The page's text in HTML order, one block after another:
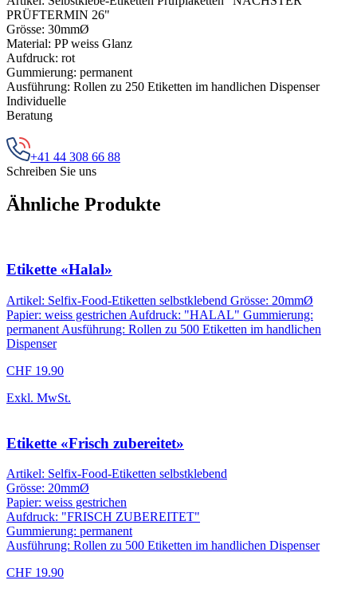
PRÜFTERMIN 26"
Grösse: 30mmØ
Material: PP weiss Glanz
Aufdruck: rot
Gummierung: permanent
Ausführung: Rollen zu 250 Etiketten im handlichen Dispenser
Individuelle
Beratung
+41 44 308 66 88
Schreiben Sie uns
Ähnliche Produkte
Etikette «Halal»
Artikel: Selfix-Food-Etiketten selbstklebend Grösse: 20mmØ
Papier: weiss gestrichen Aufdruck: "HALAL" Gummierung:
permanent Ausführung: Rollen zu 500 Etiketten im handlichen
Dispenser
CHF 19.90
Exkl. MwSt.
Etikette «Frisch zubereitet»
Artikel: Selfix-Food-Etiketten selbstklebend
Grösse: 20mmØ
Papier: weiss gestrichen
Aufdruck: "FRISCH ZUBEREITET"
Gummierung: permanent
Ausführung: Rollen zu 500 Etiketten im handlichen Dispenser
CHF 19.90